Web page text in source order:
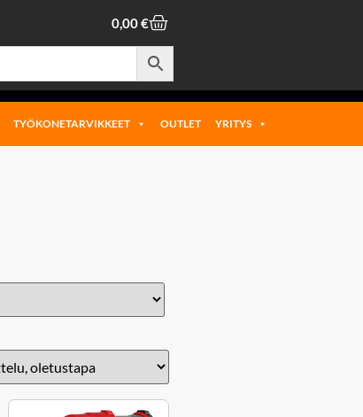
0,00€
TYÖKONETARVIKKEET OUTLET YRITYS